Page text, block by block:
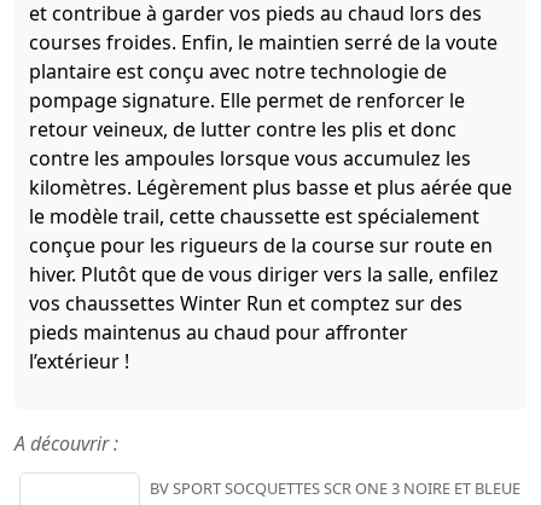
et contribue à garder vos pieds au chaud lors des
courses froides. Enfin, le maintien serré de la voute
plantaire est conçu avec notre technologie de
pompage signature. Elle permet de renforcer le
retour veineux, de lutter contre les plis et donc
contre les ampoules lorsque vous accumulez les
kilomètres. Légèrement plus basse et plus aérée que
le modèle trail, cette chaussette est spécialement
conçue pour les rigueurs de la course sur route en
hiver. Plutôt que de vous diriger vers la salle, enfilez
vos chaussettes Winter Run et comptez sur des
pieds maintenus au chaud pour affronter
l’extérieur !
A découvrir :
BV SPORT SOCQUETTES SCR ONE 3 NOIRE ET BLEUE